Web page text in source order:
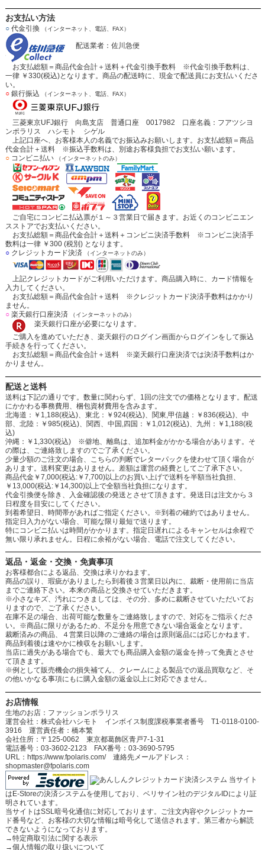
お支払い方法
○代金引換 （インターネット、電話、FAX）
配送業者：佐川急便
お支払総額＝商品代金合計＋送料＋代金引換手数料 ※代金引換手数料は、
一律 ￥330(税込)となります。商品の配送時に、現金で配送員にお支払いくださ
い。
○銀行振込 （インターネット、電話、FAX）
三菱東京UFJ銀行 向島支店 普通口座 0017982 口座名義：フアツシヨ
ンポラリス ハシモト シゲル
上記口座へ、お客様本人の名義でお振込みお願いします。お支払総額＝商品
代金合計＋送料 ※振込手数料は、別途お客様負担でお支払い願います。
○コンビニ払い （インターネットのみ）
ご自宅にコンビニ払込票が１～３営業日で届きます。お近くのコンビニエン
スストアでお支払いください。
お支払総額＝商品代金合計＋送料＋コンビニ決済手数料 ※コンビニ決済手
数料は一律 ￥300 (税別) となります。
○クレジットカード決済 （インターネットのみ）
上記クレジットカードがご利用いただけます。商品購入時に、カード情報を
入力してください。
お支払総額＝商品代金合計＋送料 ※クレジットカード決済手数料はかかり
ません。
○楽天銀行口座決済 （インターネットのみ）
楽天銀行口座が必要になります。
ご購入を進めていただき、楽天銀行のログイン画面からログインをして振込
手続きを行ってください。
お支払総額＝商品代金合計＋送料 ※楽天銀行口座決済では決済手数料はか
かりません。
配送と送料
送料は下記の通りです。数量に関わらず、1回の注文での価格となります。配送
にかかわる事務費用、梱包資材費用を含みます。
北海道：￥1,188(税込)、東北：￥924(税込)、関東,甲信越：￥836(税込)、中
部、北陸：￥985(税込)、関西、中国,四国：￥1,012(税込)、九州：￥1,188(税
込)
沖縄：￥1,330(税込) ※僻地、離島は、追加料金がかかる場合があります。そ
の際は、ご連絡致しますのでご了承ください。
少量少額のご注文の場合、こちらの判断でレターパックを使わせて頂く場合が
あります。送料変更はありません。差額は運営の経費としてご了承下さい。
商品代金￥7,000(税込:￥7,700)以上のお買い上げで送料を半額当社負担、
￥13,000(税込:￥14,300)以上で全額当社負担になります。
代金引換便を除き、入金確認後の発送とさせて頂きます。発送日は注文から３
日程度を目安にしてください。
到着希望日、時間帯があればご指定ください。※到着の確約ではありません。
指定日入力がない場合、可能な限り最短で送ります。
特にコンビニ払いは時間がかかります。指定日遅れによるキャンセルは余程で
無い限り承れません。日程に余裕がない場合、電話で注文してください。
返品・返金・交換・免責事項
お客様都合による返品、交換は承りかねます。
商品の誤り、瑕疵がありましたら到着後３営業日以内に、裁断・使用前に当店
までご連絡下さい。本来の商品と交換させていただきます。
※小さなキズ、汚れにつきましては、その分、多めに裁断させていただいてお
りますので、ご了承ください。
在庫不足の場合、出荷可能な数量をご連絡致しますので、対応をご指示くださ
い。※商品に限りがあるため、不足分を用意できない場合返金となります。
裁断済みの商品、４営業日以降のご連絡の場合は原則返品には応じかねます。
商品到着後は速やかに検収をお願いします。
当店に過失がある場合でも、最大でも商品購入金額の返金を持って免責とさせ
て頂きます。
※例として販売機会の損失補てん、クレームによる製品での返品買取など、そ
の他いかなる事項にもに購入金額の返金以上に対応できません。
お店情報
生地のお店：ファッションポラリス
運営会社：株式会社ハシモト インボイス制度課税事業者番号 T1-0118-0100-
3916 運営責任者：橋本繁
会社住所：〒125-0062 東京都葛飾区青戸7-1-31
電話番号：03-3602-2123 FAX番号：03-3690-5795
URL：https://www.fpolaris.com/ 連絡先メールアドレス：
shopmaster@fpolaris.com
当サイト
はE-Storeの決済システムを使用しており、ベリサイン社のデジタルIDにより証
明されています。
当サイトはSSL暗号化通信に対応しております。ご注文内容やクレジットカー
ド番号など、お客様の大切な情報は暗号化して送信されます。第三者から解読
できないようになっております。
→特定商取引法に関する表示
→個人情報の取り扱いについて